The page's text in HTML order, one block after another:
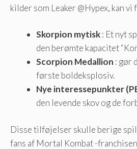
kilder som Leaker @Hypex, kan vi
Skorpion mytisk: Et nyt
den berømte kapacitet
Scorpion Medallion : gør
første boldeksplosiv.
Nye interessepunkter
den levende skov og de
Disse tilføjelser skulle berige
fans af Mortal Kombat -